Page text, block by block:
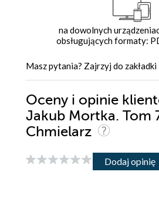
na dowolnych
obsługujących formaty:
Masz pytania? Zajrzyj do zakładki
Oceny i opinie
Jakub Mortka. Tom
Chmielarz
Dodaj opinię